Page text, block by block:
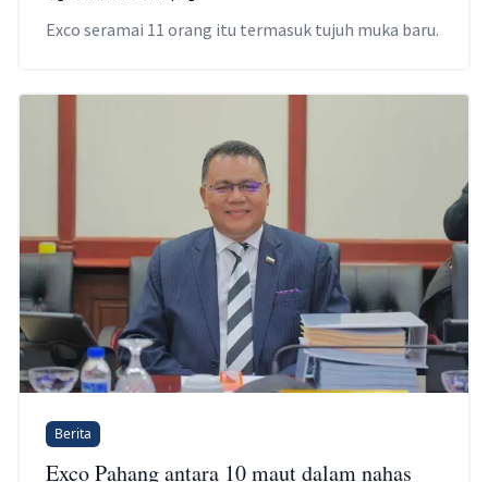
Exco seramai 11 orang itu termasuk tujuh muka baru.
Berita
Exco Pahang antara 10 maut dalam nahas